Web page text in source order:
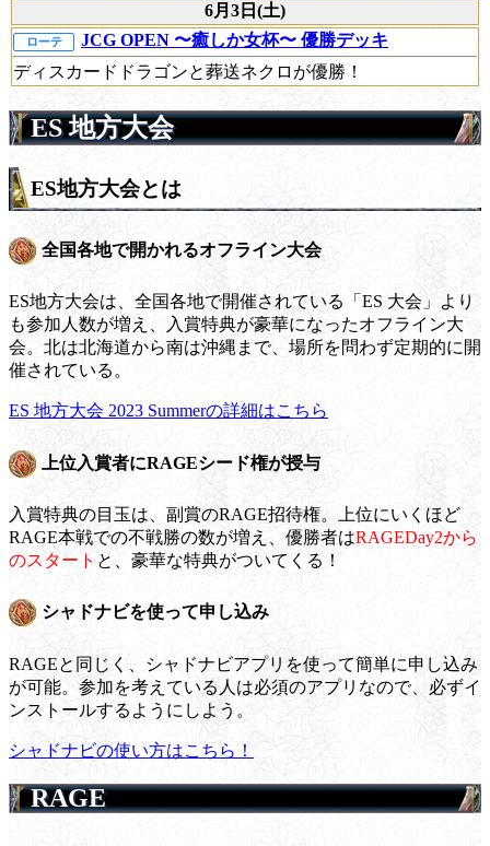
6月3日(土)
ローテ
JCG OPEN 〜癒しか女杯〜 優勝デッキ
ディスカードドラゴンと葬送ネクロが優勝！
ES 地方大会
ES地方大会とは
全国各地で開かれるオフライン大会
ES地方大会は、全国各地で開催されている「ES 大会」より
も参加人数が増え、入賞特典が豪華になったオフライン大
会。北は北海道から南は沖縄まで、場所を問わず定期的に開
催されている。
ES 地方大会 2023 Summerの詳細はこちら
上位入賞者にRAGEシード権が授与
入賞特典の目玉は、副賞のRAGE招待権。上位にいくほど
RAGE本戦での不戦勝の数が増え、優勝者はRAGEDay2から
のスタート と、豪華な特典がついてくる！
シャドナビを使って申し込み
RAGEと同じく、シャドナビアプリを使って簡単に申し込み
が可能。参加を考えている人は必須のアプリなので、必ずイ
ンストールするようにしよう。
シャドナビの使い方はこちら！
RAGE